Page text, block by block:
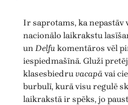
Ir saprotams, ka
nacionālo laikrakstu
unDelfukomentāros vēl
iespiedmašīnā. Gluži
klasesbiedruvacapāvai
burbulī, kurā visu regulē
laikrakstā ir spēks, jo